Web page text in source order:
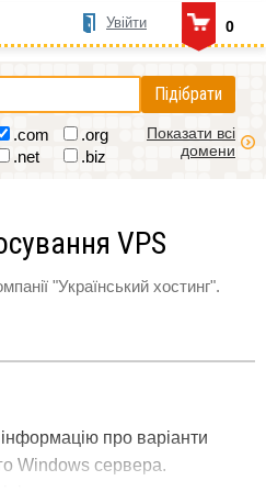
0
Увійти
Підібрати
.com
.org
.net .biz
Показати всі
домени
VPS
"Український хостинг".
про варіанти
Windows сервера.